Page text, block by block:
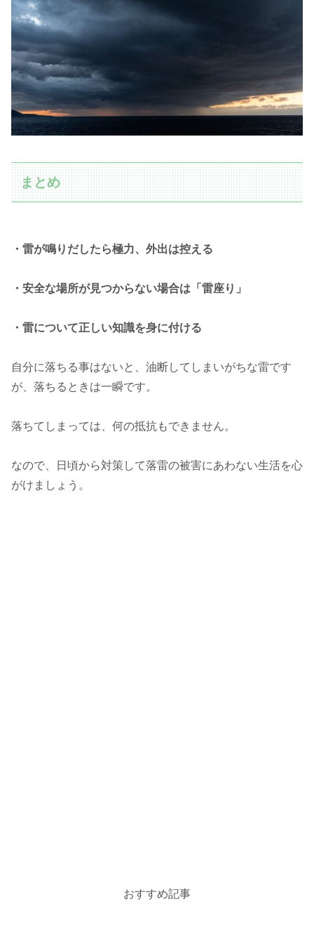
まとめ
・雷が鳴りだしたら極力、外出は控える
・安全な場所が見つからない場合は「雷座り」
・雷について正しい知識を身に付ける
自分に落ちる事はないと、油断してしまいがちな雷です
が、落ちるときは一瞬です。
落ちてしまっては、何の抵抗もできません。
なので、日頃から対策して落雷の被害にあわない生活を心
がけましょう。
おすすめ記事